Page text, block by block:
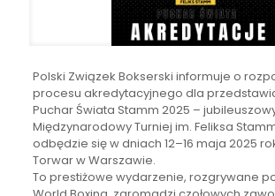
Polski Związek Bokserski informuje o
procesu akredytacyjnego dla
Puchar Świata Stamm 2025 –
Międzynarodowy Turniej im. Feliksa
odbędzie się w dniach 12–16 maja 2025
Torwar w Warszawie.
To prestiżowe wydarzenie, rozgrywane